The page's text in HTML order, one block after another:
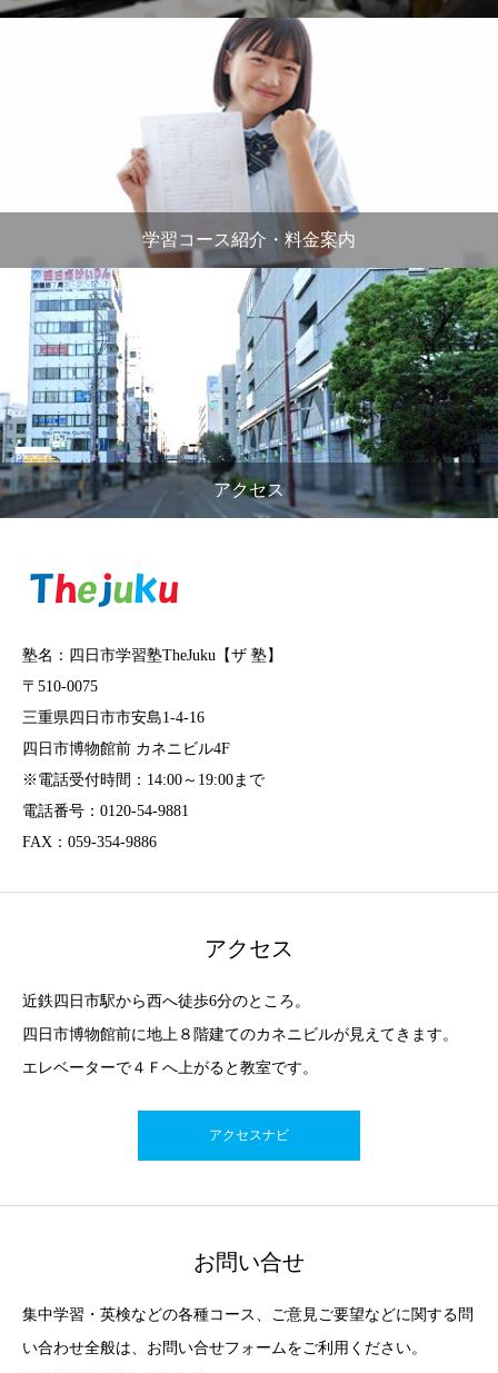
学習コース紹介・料金案内
アクセス
塾名：四日市学習塾TheJuku【ザ 塾】
〒510-0075
三重県四日市市安島1-4-16
四日市博物館前 カネニビル4F
※電話受付時間：14:00～19:00まで
電話番号：0120-54-9881
FAX：059-354-9886
アクセス
近鉄四日市駅から西へ徒歩6分のところ。
四日市博物館前に地上８階建てのカネニビルが見えてきます。
エレベーターで４Ｆへ上がると教室です。
アクセスナビ
お問い合せ
集中学習・英検などの各種コース、ご意見ご要望などに関する問
い合わせ全般は、お問い合せフォームをご利用ください。